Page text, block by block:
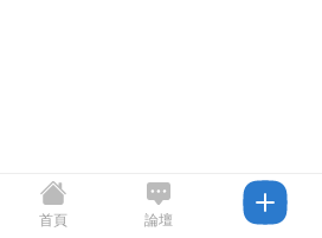
首頁 論壇